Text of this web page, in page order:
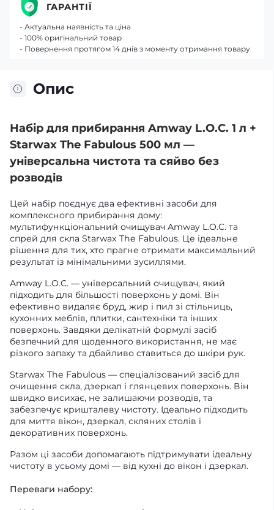
Опис
Набір для прибирання Amway L.O.C. 1 л +
Starwax The Fabulous 500 мл —
універсальна чистота та сяйво без
розводів
Цей набір поєднує два ефективні засоби для
комплексного прибирання дому:
мультифункціональний очищувач Amway L.O.C. та
спрей для скла Starwax The Fabulous. Це ідеальне
рішення для тих, хто прагне отримати максимальний
результат із мінімальними зусиллями.
Amway L.O.C. — універсальний очищувач, який
підходить для більшості поверхонь у домі. Він
ефективно видаляє бруд, жир і пил зі стільниць,
кухонних меблів, плитки, сантехніки та інших
поверхонь. Завдяки делікатній формулі засіб
безпечний для щоденного використання, не має
різкого запаху та дбайливо ставиться до шкіри рук.
Starwax The Fabulous — спеціалізований засіб для
очищення скла, дзеркал і глянцевих поверхонь. Він
швидко висихає, не залишаючи розводів, та
забезпечує кришталеву чистоту. Ідеально підходить
для миття вікон, дзеркал, скляних столів і
декоративних поверхонь.
Разом ці засоби допомагають підтримувати ідеальну
чистоту в усьому домі — від кухні до вікон і дзеркал.
Переваги набору:
ГАРАНТІЇ
- Актуальна наявність та ціна
- 100% оригінальний товар
- Повернення протягом 14 днів з моменту отримання товару